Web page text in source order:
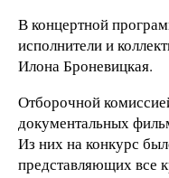
В концертной
исполнители и
Илона Броневицкая.
Отборочной
документальных
Из них на конкурс
представляющих все